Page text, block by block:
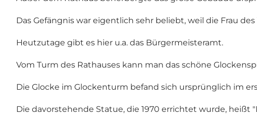
Das Gefängnis war eigentlich sehr beliebt, weil die Frau
Heutzutage gibt es hier u.a. das Bürgermeisteramt.
Vom Turm des Rathauses kann man das schöne
Die Glocke im Glockenturm befand sich ursprünglich im
Die davorstehende Statue, die 1970 errichtet wurde,